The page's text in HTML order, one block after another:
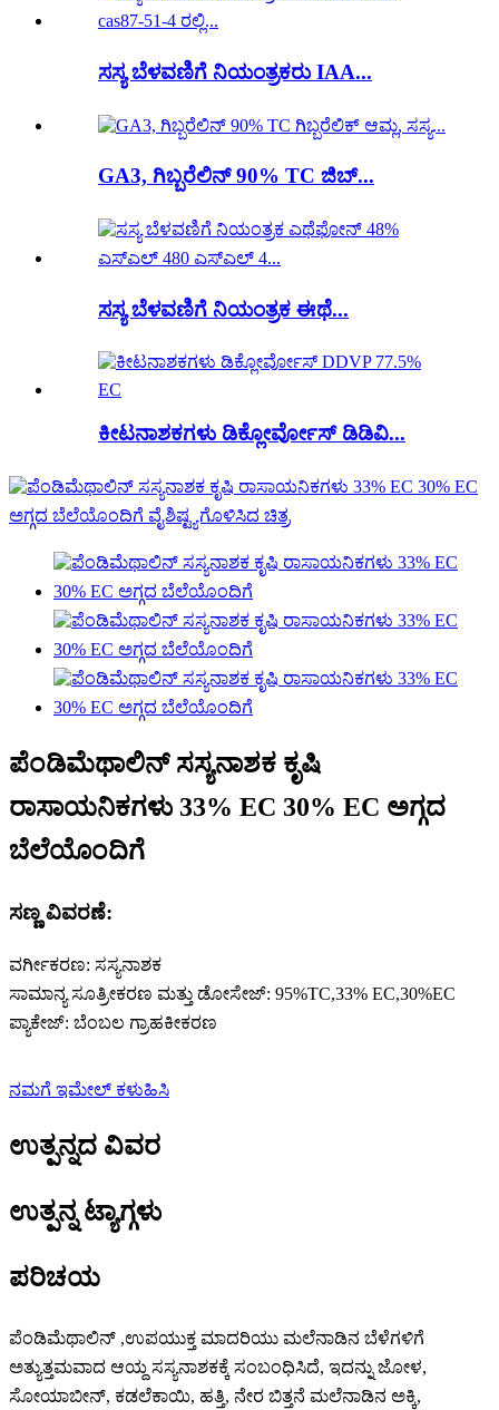
ಸಸ್ಯ ಬೆಳವಣಿಗೆ ನಿಯಂತ್ರಕರು IAA...
GA3, ಗಿಬ್ಬರೆಲಿನ್ 90% TC ಜಿಬ್...
ಸಸ್ಯ ಬೆಳವಣಿಗೆ ನಿಯಂತ್ರಕ ಈಥೆ...
ಕೀಟನಾಶಕಗಳು ಡಿಕ್ಲೋರ್ವೋಸ್ ಡಿಡಿವಿ...
ಪೆಂಡಿಮೆಥಾಲಿನ್ ಸಸ್ಯನಾಶಕ ಕೃಷಿ
ರಾಸಾಯನಿಕಗಳು 33% EC 30% EC ಅಗ್ಗದ
ಬೆಲೆಯೊಂದಿಗೆ
ಸಣ್ಣ ವಿವರಣೆ:
ವರ್ಗೀಕರಣ: ಸಸ್ಯನಾಶಕ
ಸಾಮಾನ್ಯ ಸೂತ್ರೀಕರಣ ಮತ್ತು ಡೋಸೇಜ್: 95%TC,33% EC,30%EC
ಪ್ಯಾಕೇಜ್: ಬೆಂಬಲ ಗ್ರಾಹಕೀಕರಣ
ನಮಗೆ ಇಮೇಲ್ ಕಳುಹಿಸಿ
ಉತ್ಪನ್ನದ ವಿವರ
ಉತ್ಪನ್ನ ಟ್ಯಾಗ್ಗಳು
ಪರಿಚಯ
ಪೆಂಡಿಮೆಥಾಲಿನ್ ,ಉಪಯುಕ್ತ ಮಾದರಿಯು ಮಲೆನಾಡಿನ ಬೆಳೆಗಳಿಗೆ
ಅತ್ಯುತ್ತಮವಾದ ಆಯ್ದ ಸಸ್ಯನಾಶಕಕ್ಕೆ ಸಂಬಂಧಿಸಿದೆ, ಇದನ್ನು ಜೋಳ,
ಸೋಯಾಬೀನ್, ಕಡಲೆಕಾಯಿ, ಹತ್ತಿ, ನೇರ ಬಿತ್ತನೆ ಮಲೆನಾಡಿನ ಅಕ್ಕಿ,